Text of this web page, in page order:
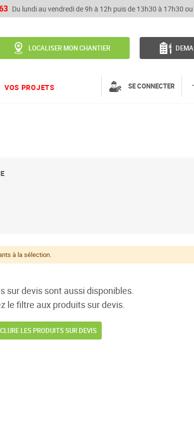
Du lundi au vendredi de 9h à 12h puis de 13h30 à 17h30 ou
LOCALISER MON CHANTIER
VOS PROJETS SE CONNECTER
à la sélection.
sur devis sont aussi disponibles.
le filtre aux produits sur devis.
LES PRODUITS SUR DEVIS